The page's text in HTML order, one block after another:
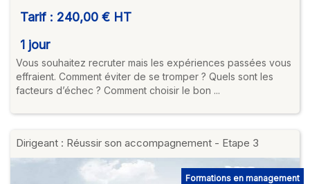
Tarif : 240,00 € HT
1 jour
Vous souhaitez recruter mais les expériences passées vous
effraient. Comment éviter de se tromper ? Quels sont les
facteurs d’échec ? Comment choisir le bon ...
Dirigeant : Réussir son accompagnement - Etape 3
Formations en management